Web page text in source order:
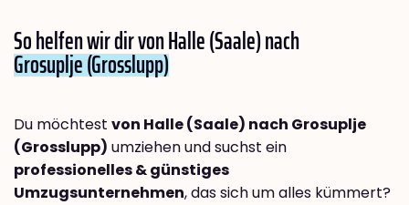
So helfen wir dir von Halle (Saale) nach
Grosuplje (Grosslupp)
Du möchtest von Halle (Saale) nach Grosuplje
(Grosslupp) umziehen und suchst ein
professionelles & günstiges
Umzugsunternehmen, das sich um alles kümmert?